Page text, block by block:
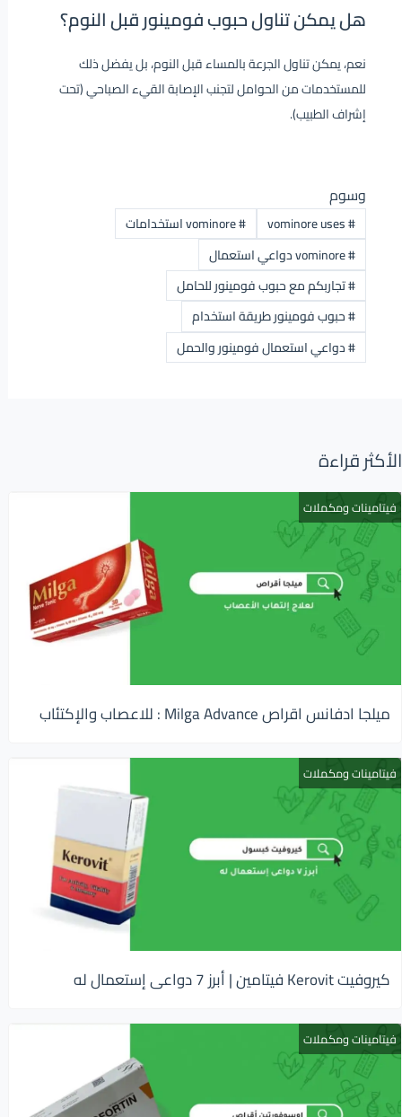
هل يمكن تناول حبوب فومينور قبل النوم؟
نعم، يمكن تناول الجرعة بالمساء قبل النوم، بل يفضل ذلك
للمستخدمات من الحوامل لتجنب الإصابة القيء الصباحي (تحت
إشراف الطبيب).
وسوم
#
vominore uses
#vominore استخدامات
#vominore دواعي استعمال
#تجاربكم مع حبوب فومينور للحامل
#حبوب فومينور طريقة استخدام
#دواعي استعمال فومينور والحمل
الأكثر قراءة
فيتامينات ومكملات
ميلجا ادفانس اقراص Milga Advance : للاعصاب والإكتئاب
فيتامينات ومكملات
كيروفيت Kerovit فيتامين | أبرز 7 دواعى إستعمال له
فيتامينات ومكملات